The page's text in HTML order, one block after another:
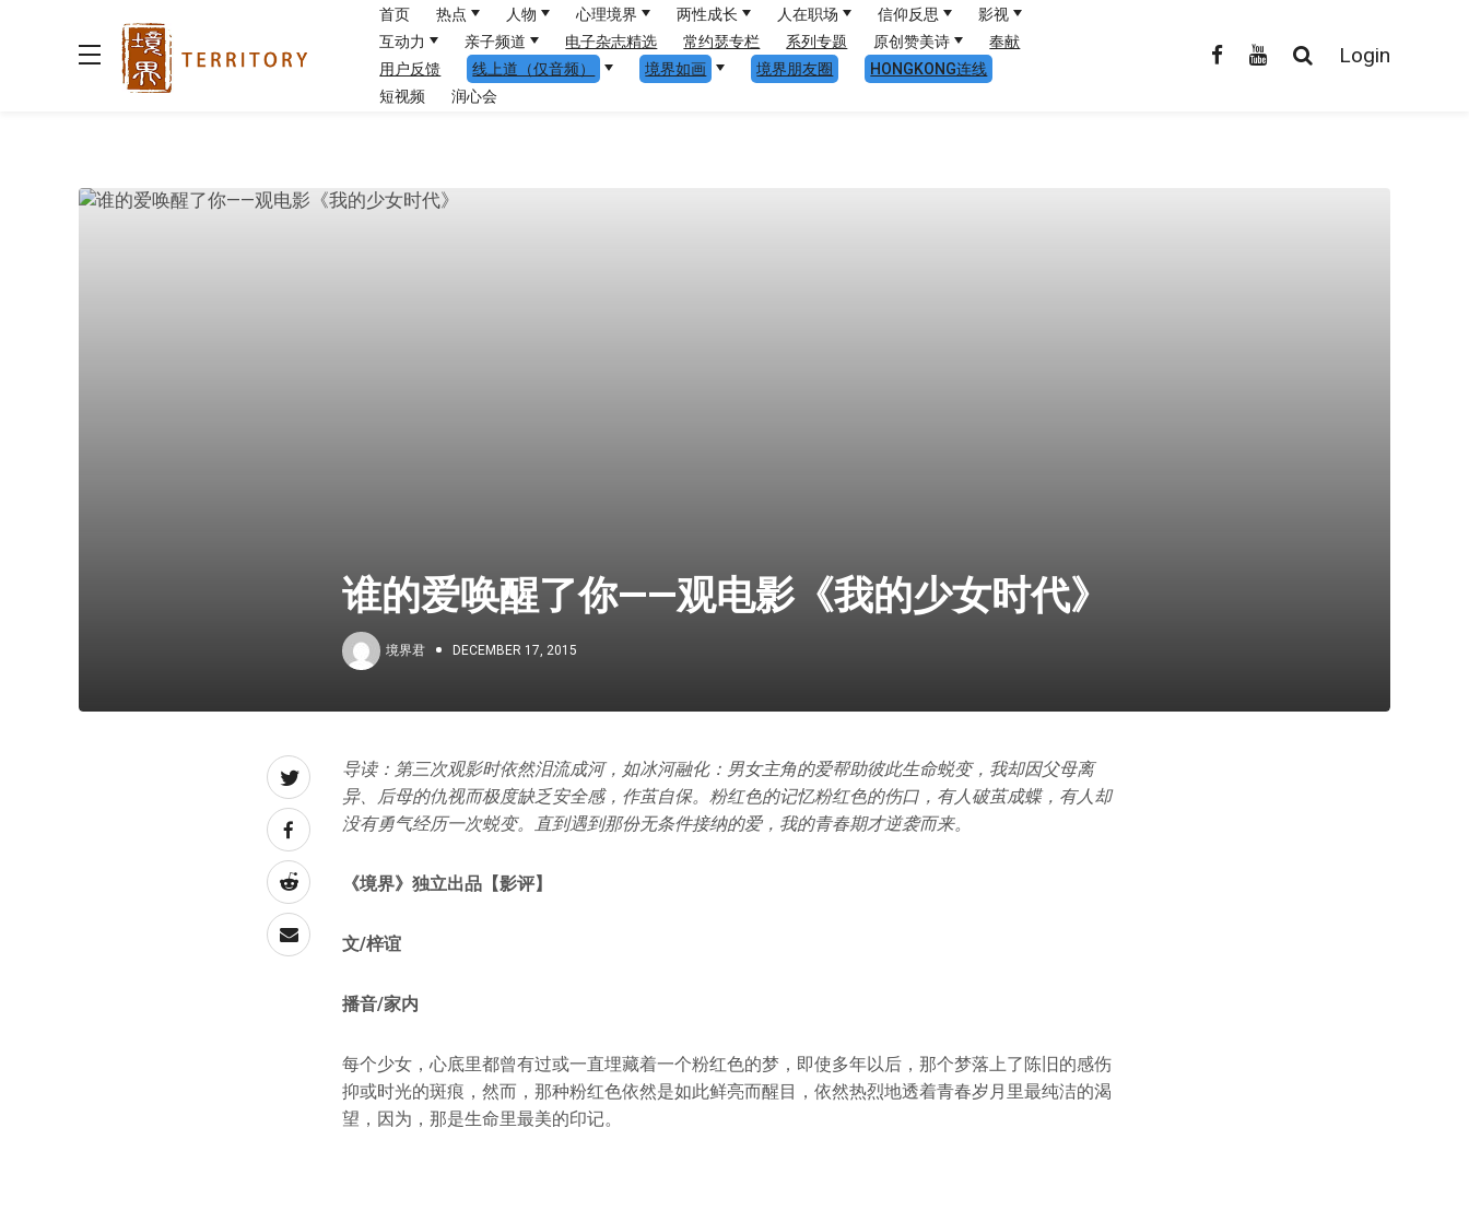
首页 热点 人物 心理境界 两性成长 人在职场 信仰反思
影视
互动力
亲子频道 电子杂志精选 常约瑟专栏 系列专题 原创赞美诗
奉献
用户反馈
线上道（仅音频） 境界如画 境界朋友圈
HONGKONG连线
短视频
润心会
Login
谁的爱唤醒了你——观电影《我的少女时代》
境界君 DECEMBER 17, 2015
导读：第三次观影时依然泪流成河，如冰河融化：男女主角的爱帮助彼此生命蜕变，我却因父母离
异、后母的仇视而极度缺乏安全感，作茧自保。粉红色的记忆粉红色的伤口，有人破茧成蝶，有人却
没有勇气经历一次蜕变。直到遇到那份无条件接纳的爱，我的青春期才逆袭而来。
《境界》独立出品【影评】
文/梓谊
播音/家内
每个少女，心底里都曾有过或一直埋藏着一个粉红色的梦，即使多年以后，那个梦落上了陈旧的感伤
抑或时光的斑痕，然而，那种粉红色依然是如此鲜亮而醒目，依然热烈地透着青春岁月里最纯洁的渴
望，因为，那是生命里最美的印记。